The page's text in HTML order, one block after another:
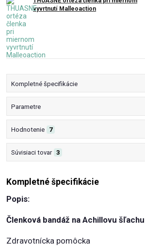
vyvrtnutí Malleoaction
Kompletné špecifikácie
Parametre
Hodnotenie 7
Súvisiaci tovar 3
Kompletné špecifikácie
Popis:
Členková bandáž na Achillovu šľachu
Zdravotnícka pomôcka